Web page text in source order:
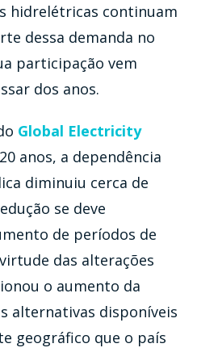
hidrelétricas continuam
dessa demanda no
participação vem
dos anos.
Global Electricity
anos, a dependência
diminuiu cerca de
se deve
de períodos de
das alterações
o aumento da
alternativas disponíveis
geográfico que o país